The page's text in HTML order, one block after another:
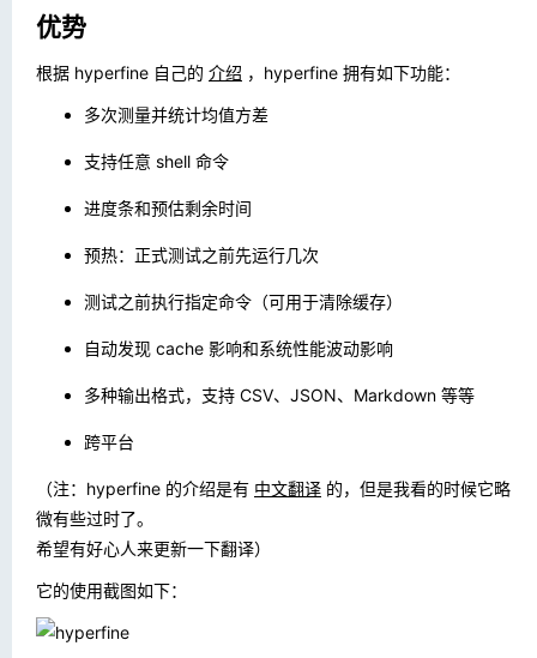
优势
根据 hyperfine 自己的 介绍 ，hyperfine 拥有如下功能：
多次测量并统计均值方差
支持任意 shell 命令
进度条和预估剩余时间
预热：正式测试之前先运行几次
测试之前执行指定命令（可用于清除缓存）
自动发现 cache 影响和系统性能波动影响
多种输出格式，支持 CSV、JSON、Markdown 等等
跨平台
（注：hyperfine 的介绍是有 中文翻译 的，但是我看的时候它略
微有些过时了。
希望有好心人来更新一下翻译）
它的使用截图如下：